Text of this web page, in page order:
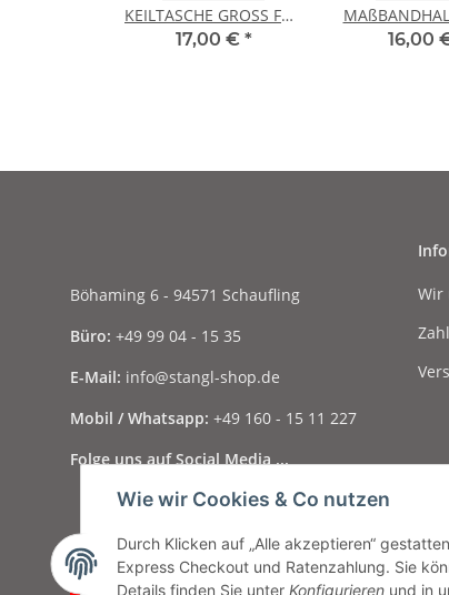
Wie wir Cookies & Co nutzen
Durch Klicken auf „Alle akzeptieren“
Express Checkout und Ratenzahlung. Sie
Details finden Sie unter Konfigurieren und in
KEILTASCHE GROSS FÜR
FORSTGURT
17,00 € * 16,00
Böhaming 6 - 94571 Schaufling
Büro: +49 99 04 - 15 35
E-Mail: info@stangl-shop.de
Mobil / Whatsapp: +49 160 - 15 11 227
Folge uns auf Social Media ...
Wir
Vertrag widerrufen